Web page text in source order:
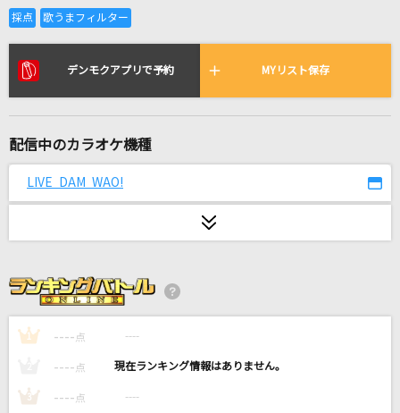
リアルタイムで歌われている曲の一覧
[良音]LIFE
金魚花火
ロード
THE 虎舞竜(THE TRA-BRYU)
Vaundy
デンモクアプリで予約 MYリスト保存
配信中のカラオケ機種
LIVE DAM WAO!
1 ---- 点 ----
---- 点 ----
3 ---- 点 ----